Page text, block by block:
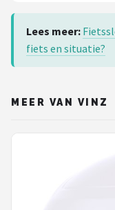
Lees meer:
fiets en situatie?
MEER VAN VINZ